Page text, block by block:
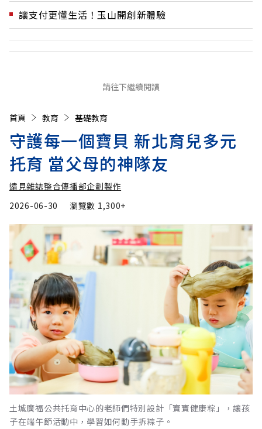
讓支付更懂生活！玉山開創新體驗
請往下繼續閱讀
首頁 教育 基礎教育
守護每一個寶貝 新北育兒多元
托育 當父母的神隊友
遠見雜誌整合傳播部企劃製作
2026-06-30
瀏覽數 1,300+
土城廣福公共托育中心的老師們特別設計「寶寶健康粽」，讓孩
子在端午節活動中，學習如何動手拆粽子。